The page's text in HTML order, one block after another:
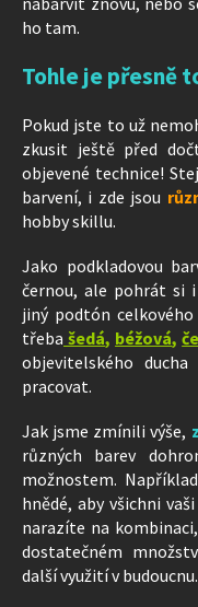
ho tam.
Tohle je přesně
Pokud jste to už
zkusit ještě před
objevené technice!
barvení, i zde jsou
hobby skillu.
Jako podkladovou
černou, ale pohrát si
jiný podtón celkového
třeba šedá, béžová,
objevitelského
pracovat.
Jak jsme zmínili výše,
různých barev
možnostem.
hnědé, aby všichni
narazíte na
dostatečném
další využití v